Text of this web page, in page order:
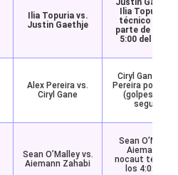
Ilia Topuria vs.
Justin Gaethje
Justin
Ilia Topuria
técnico
parte de la
5:00 del
Alex Pereira vs.
Ciryl Gane
Ciryl Gane
Pereira por
(golpes) a
segundo
Sean O’Malley vs.
Aiemann Zahabi
Sean
Aiemann
nocaut técnico
los 4:02 del